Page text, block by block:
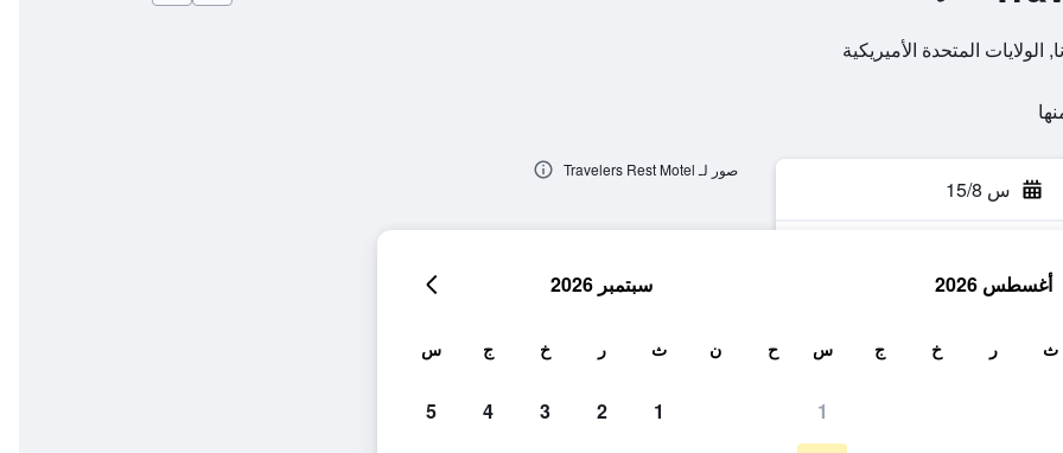
س 15/8
صور لـ Travelers Rest Motel
أغسطس 2026
ث ر خ ج س
1
سبتمبر 2026
ح ن ث ر خ ج س
1
2
3
4
5